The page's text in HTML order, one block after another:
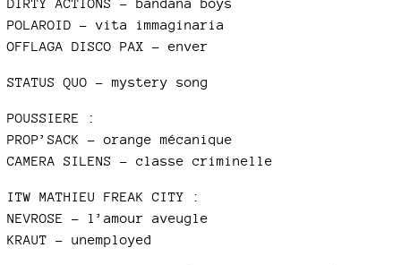
DIRTY ACTIONS - bandana boys
POLAROID - vita immaginaria
OFFLAGA DISCO PAX - enver
STATUS QUO - mystery song
POUSSIERE :
PROP’SACK - orange mécanique
CAMERA SILENS - classe criminelle
ITW MATHIEU FREAK CITY :
NEVROSE - l’amour aveugle
KRAUT - unemployed